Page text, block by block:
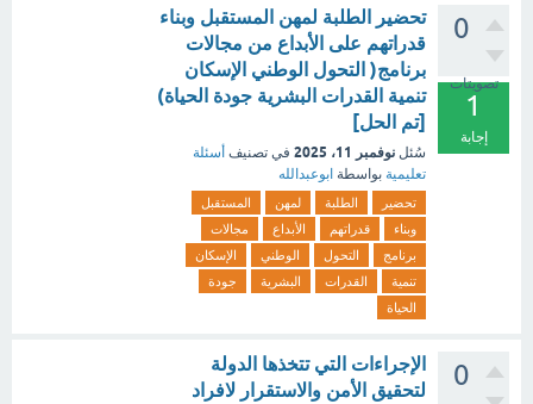
0
تصويتات
1
إجابة
تحضير الطلبة لمهن المستقبل وبناء
قدراتهم على الأبداع من مجالات
برنامج( التحول الوطني الإسكان
تنمية القدرات البشرية جودة الحياة)
[تم الحل]
سُئل نوفمبر 11، 2025 في تصنيف أسئلة
تعليمية بواسطة ابوعبدالله
تحضير الطلبة لمهن
المستقبل
وبناء
قدراتهم الأبداع
مجالات
برنامج
التحول الوطني
الإسكان
تنمية
القدرات البشرية
جودة
الحياة
0
الإجراءات التي تتخذها الدولة
لتحقيق الأمن والاستقرار لافراد